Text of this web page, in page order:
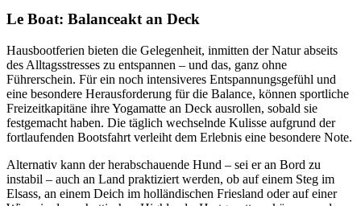
Le Boat: Balanceakt an Deck
Hausbootferien bieten die Gelegenheit, inmitten der Natur abseits
des Alltagsstresses zu entspannen – und das, ganz ohne
Führerschein. Für ein noch intensiveres Entspannungsgefühl und
eine besondere Herausforderung für die Balance, können sportliche
Freizeitkapitäne ihre Yogamatte an Deck ausrollen, sobald sie
festgemacht haben. Die täglich wechselnde Kulisse aufgrund der
fortlaufenden Bootsfahrt verleiht dem Erlebnis eine besondere Note.
Alternativ kann der herabschauende Hund – sei er an Bord zu
instabil – auch an Land praktiziert werden, ob auf einem Steg im
Elsass, an einem Deich im holländischen Friesland oder auf einer